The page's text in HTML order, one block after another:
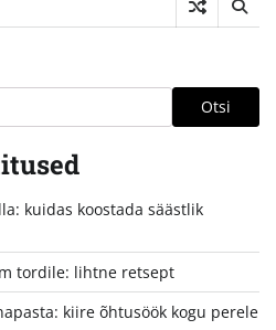
Otsi
kuidas koostada säästlik
tordile: lihtne retsept
kiire õhtusöök kogu perele